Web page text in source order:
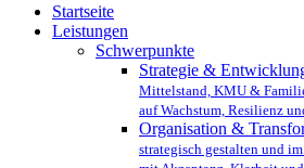
Close
Menu
Startseite
Leistungen
Schwerpunkte
Strategie &
Mittelstand, KMU &
auf Wachstum, Resilienz
Organisation &
strategisch gestalten und